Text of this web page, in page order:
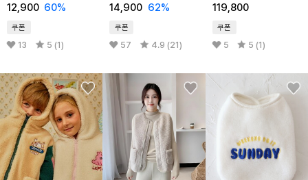
12,900 60%
쿠폰
13 5 (1)
14,900 62%
쿠폰
57 4.9 (21)
119,800
쿠폰
5 5 (1)